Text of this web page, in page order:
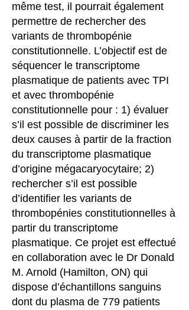
même test, il pourrait également
permettre de rechercher des
variants de thrombopénie
constitutionnelle. L’objectif est de
séquencer le transcriptome
plasmatique de patients avec TPI
et avec thrombopénie
constitutionnelle pour : 1) évaluer
s’il est possible de discriminer les
deux causes à partir de la fraction
du transcriptome plasmatique
d’origine mégacaryocytaire; 2)
rechercher s’il est possible
d’identifier les variants de
thrombopénies constitutionnelles à
partir du transcriptome
plasmatique. Ce projet est effectué
en collaboration avec le Dr Donald
M. Arnold (Hamilton, ON) qui
dispose d’échantillons sanguins
dont du plasma de 779 patients